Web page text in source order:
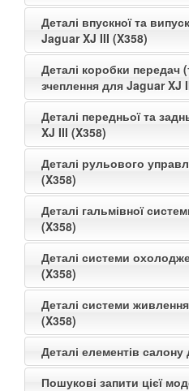
Деталі впускної та
Jaguar XJ III (X358)
Деталі коробки передач
зчеплення для Jaguar XJ
Деталі передньої та
XJ III (X358)
Деталі рульового
(X358)
Деталі гальмівної
(X358)
Деталі системи
(X358)
Деталі системи
(X358)
Деталі елементів
Пошукові запити цієї